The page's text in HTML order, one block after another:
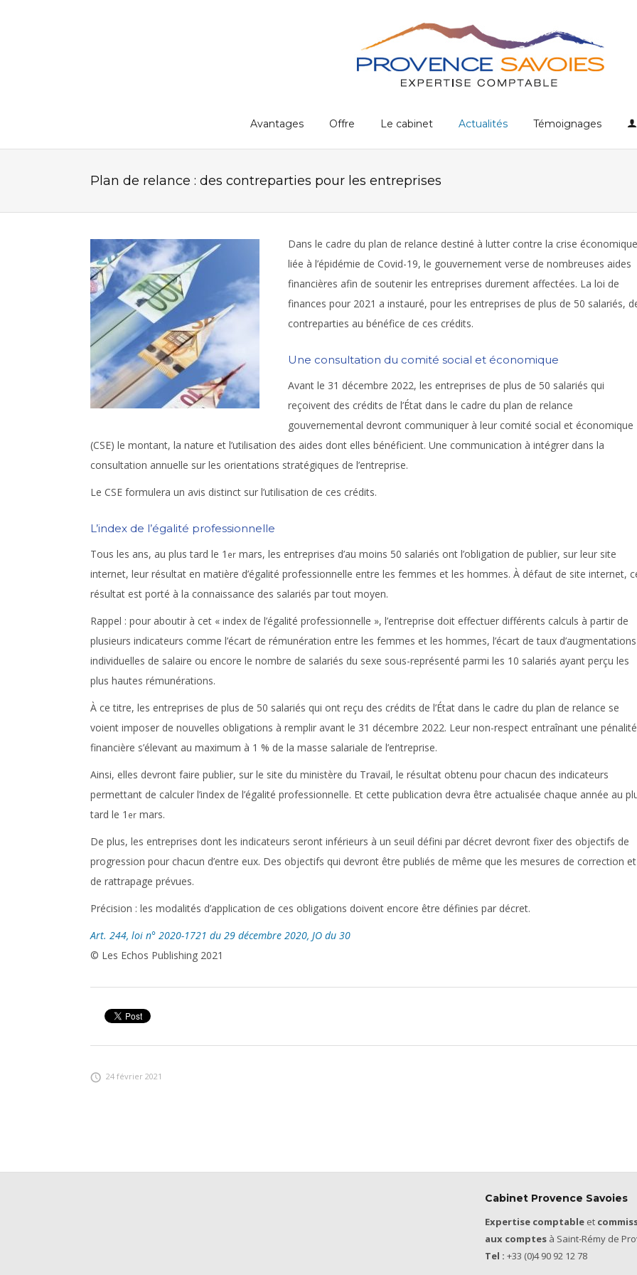
Avantages Offre Le cabinet Actualités Témoignages
Plan de relance : des contreparties pour les entreprises
Dans le cadre du plan de relance destiné à lutter contre la crise économique
liée à l’épidémie de Covid-19, le gouvernement verse de nombreuses aides
financières afin de soutenir les entreprises durement affectées. La loi de
finances pour 2021 a instauré, pour les entreprises de plus de 50 salariés,
contreparties au bénéfice de ces crédits.
Une consultation du comité social et économique
Avant le 31 décembre 2022, les entreprises de plus de 50 salariés qui
reçoivent des crédits de l’État dans le cadre du plan de relance
gouvernemental devront communiquer à leur comité social et économique
(CSE) le montant, la nature et l’utilisation des aides dont elles bénéficient. Une communication à intégrer dans la
consultation annuelle sur les orientations stratégiques de l’entreprise.
Le CSE formulera un avis distinct sur l’utilisation de ces crédits.
L’index de l’égalité professionnelle
Tous les ans, au plus tard le 1 er mars, les entreprises d’au moins 50 salariés ont l’obligation de publier, sur leur site
internet, leur résultat en matière d’égalité professionnelle entre les femmes et les hommes. À défaut de site internet,
résultat est porté à la connaissance des salariés par tout moyen.
Rappel : pour aboutir à cet « index de l’égalité professionnelle », l’entreprise doit effectuer différents calculs à partir de
plusieurs indicateurs comme l’écart de rémunération entre les femmes et les hommes, l’écart de taux d’augmentations
individuelles de salaire ou encore le nombre de salariés du sexe sous-représenté parmi les 10 salariés ayant perçu les
plus hautes rémunérations.
À ce titre, les entreprises de plus de 50 salariés qui ont reçu des crédits de l’État dans le cadre du plan de relance se
voient imposer de nouvelles obligations à remplir avant le 31 décembre 2022. Leur non-respect entraînant une pénalité
financière s’élevant au maximum à 1 % de la masse salariale de l’entreprise.
Ainsi, elles devront faire publier, sur le site du ministère du Travail, le résultat obtenu pour chacun des indicateurs
permettant de calculer l’index de l’égalité professionnelle. Et cette publication devra être actualisée chaque année au
tard le 1 er mars.
De plus, les entreprises dont les indicateurs seront inférieurs à un seuil défini par décret devront fixer des objectifs de
progression pour chacun d’entre eux. Des objectifs qui devront être publiés de même que les mesures de correction et
de rattrapage prévues.
Précision : les modalités d’application de ces obligations doivent encore être définies par décret.
Art. 244, loi n° 2020-1721 du 29 décembre 2020, JO du 30
© Les Echos Publishing 2021
24 février 2021
Cabinet Provence Savoies
Expertise comptable et
aux comptes à Saint-Rémy de
Tel : +33 (0)4 90 92 12 78